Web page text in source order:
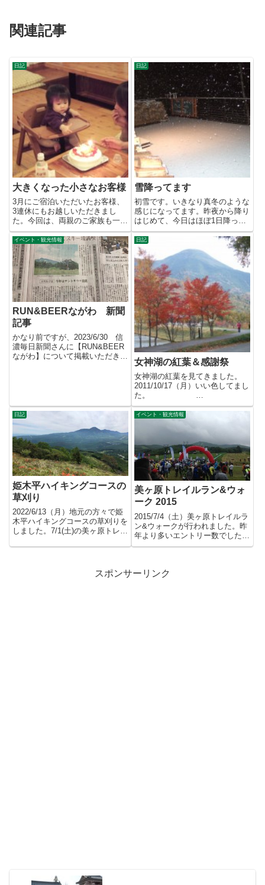
関連記事
日記
大きくなった小さなお客様
3月にご宿泊いただいたお客様、
3連休にもお越しいただきまし
た。今回は、両親のご家族も一緒
にお越しいただき、3世代でのご
宿...
日記
雪降ってます
初雪です。いきなり真冬のような
感じになってます。昨夜から降り
はじめて、今日はほぼ1日降って
ました。夕方の時点で10cmぐ...
イベント・観光情報
RUN&BEERながわ 新聞
記事
かなり前ですが、2023/6/30 信
濃毎日新聞さんに【RUN&BEER
ながわ】について掲載いただきま
日記
女神湖の紅葉＆感謝祭
女神湖の紅葉を見てきました。
2011/10/17（月）いい色してまし
た。
2011/10/23（日）女神湖感謝...
日記
姫木平ハイキングコースの
草刈り
2022/6/13（月）地元の方々で姫
木平ハイキングコースの草刈りを
しました。7/1(土)の美ヶ原トレイ
イベント・観光情報
美ヶ原トレイルラン&ウォ
ーク 2015
2015/7/4（土）美ヶ原トレイルラ
ン&ウォークが行われました。昨
年より多いエントリー数でした。
そして、今年は45km...
スポンサーリンク